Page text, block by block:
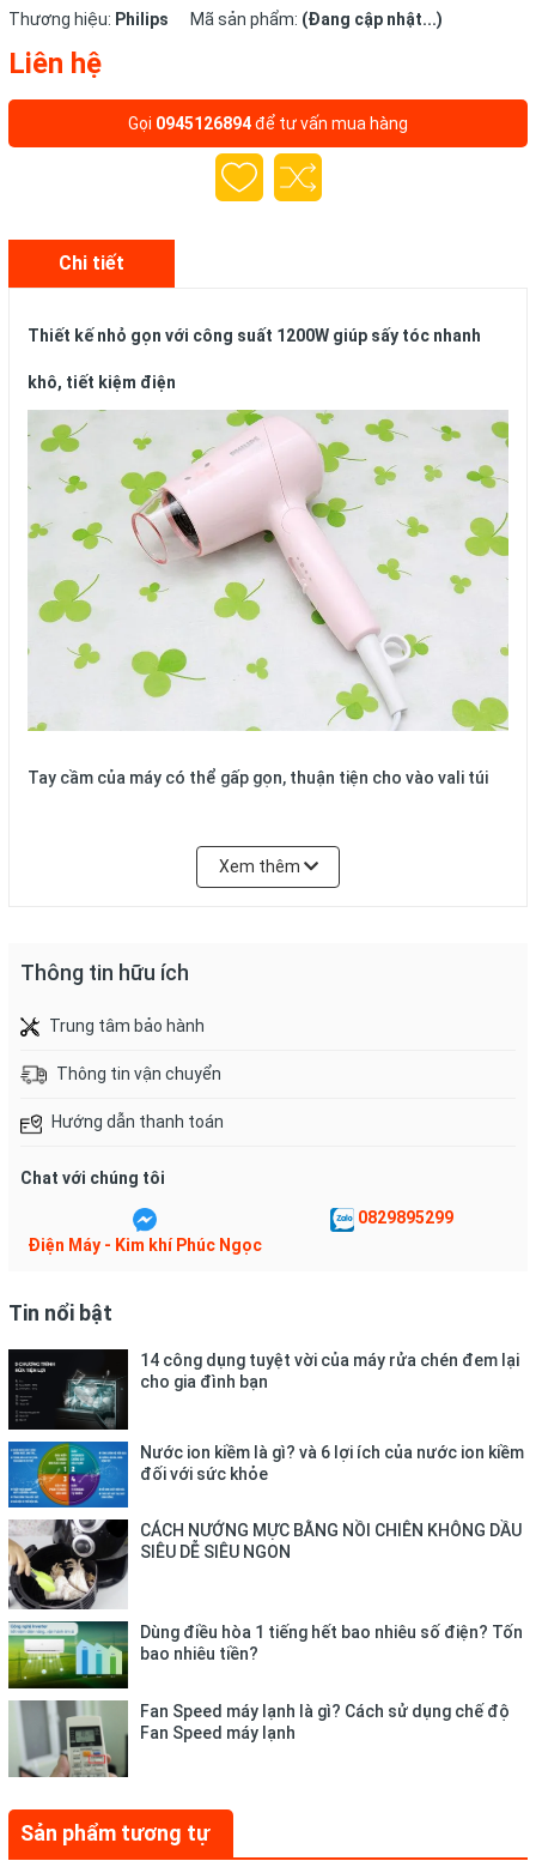
Thương hiệu: Philips Mã sản phẩm: (Đang cập nhật...)
Liên hệ
Gọi 0945126894để tư vấn mua hàng
Chi tiết
Thiết kế nhỏ gọn với công suất 1200W giúp sấy tóc nhanh
khô, tiết kiệm điện
Tay cầm của máy có thể gấp gọn, thuận tiện cho vào vali túi
2 mức nhiệt sấy (có chế độ sấy bảo vệ tóc) và sấy mát
Máy sấy tóc Philips BHC010 thiết kế 2 mức nhiệt độ giúp đáp
sấy bảo vệ tóc
làm tóc hư tổn.
Chế độsấy mát
đa cho tóc với mức nhiệt độ vừa phải phù hợp với tóc mảnh,
khô, dễ bị hư tổn. Chế độ sấy nóng thông thường (kí hiệu 2
vạch) giúp tóc mau khô, tạo kiểu nhanh chóng hơn.
Xem thêm
Thông tin hữu ích
Trung tâm bảo hành
Thông tin vận chuyển
Hướng dẫn thanh toán
Chat với chúng tôi
Điện Máy - Kim khí Phúc Ngọc
0829895299
Tin nổi bật
14 công dụng tuyệt vời của máy rửa chén đem lại
cho gia đình bạn
Nước ion kiềm là gì? và 6 lợi ích của nước ion kiềm
đối với sức khỏe
CÁCH NƯỚNG MỰC BẰNG NỒI CHIÊN KHÔNG DẦU
SIÊU DỄ SIÊU NGON
Dùng điều hòa 1 tiếng hết bao nhiêu số điện? Tốn
bao nhiêu tiền?
Fan Speed máy lạnh là gì? Cách sử dụng chế độ
Fan Speed máy lạnh
Sản phẩm tương tự